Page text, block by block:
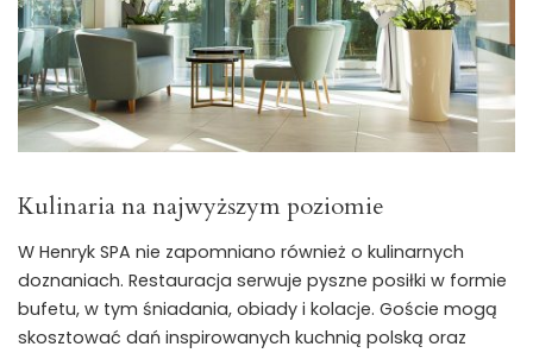
Kulinaria na najwyższym poziomie
W Henryk SPA nie zapomniano również o kulinarnych
doznaniach. Restauracja serwuje pyszne posiłki w formie
bufetu, w tym śniadania, obiady i kolacje. Goście mogą
skosztować dań inspirowanych kuchnią polską oraz